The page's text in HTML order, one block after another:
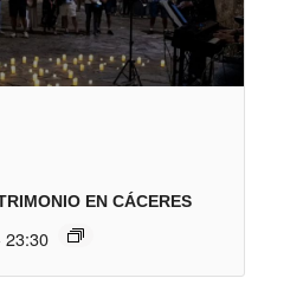
EN CÁCERES
23:30